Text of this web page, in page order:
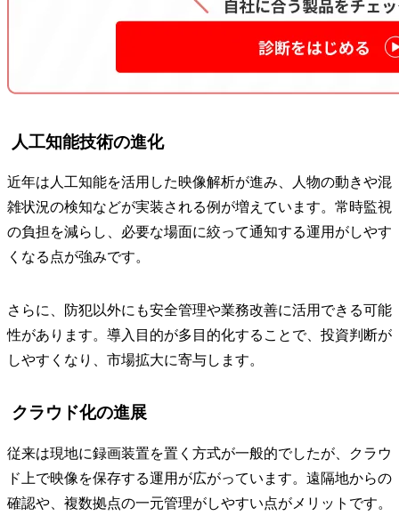
人工知能技術の進化
近年は人工知能を活用した映像解析が進み、人物の動きや混
雑状況の検知などが実装される例が増えています。常時監視
の負担を減らし、必要な場面に絞って通知する運用がしやす
くなる点が強みです。
さらに、防犯以外にも安全管理や業務改善に活用できる可能
性があります。導入目的が多目的化することで、投資判断が
しやすくなり、市場拡大に寄与します。
クラウド化の進展
従来は現地に録画装置を置く方式が一般的でしたが、クラウ
ド上で映像を保存する運用が広がっています。遠隔地からの
確認や、複数拠点の一元管理がしやすい点がメリットです。